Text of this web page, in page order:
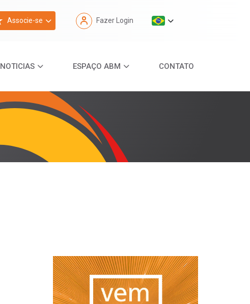
Associe-se Fazer Login
NOTICIAS ESPAÇO ABM CONTATO